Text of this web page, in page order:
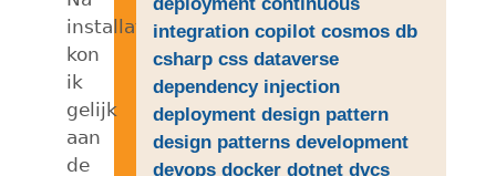
installatie
kon
ik
gelijk
aan
de
integration copilot cosmos db
csharp css dataverse
dependency injection
deployment design pattern
design patterns development
devops docker dotnet dvcs